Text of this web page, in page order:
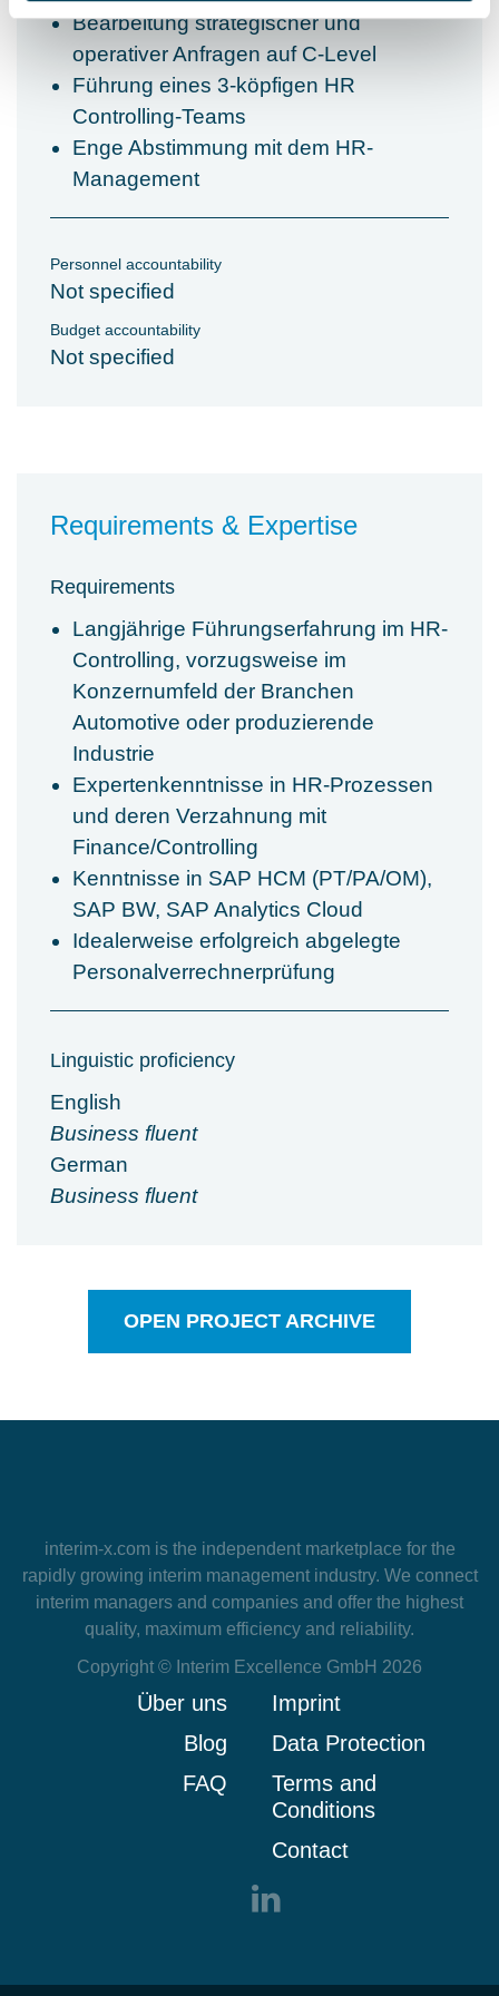
Bearbeitung strategischer und
operativer Anfragen auf C-Level
Führung eines 3-köpfigen HR
Controlling-Teams
Enge Abstimmung mit dem HR-
Management
Personnel accountability
Not specified
Budget accountability
Not specified
Requirements & Expertise
Requirements
Langjährige Führungserfahrung im HR-
Controlling, vorzugsweise im
Konzernumfeld der Branchen
Automotive oder produzierende
Industrie
Expertenkenntnisse in HR-Prozessen
und deren Verzahnung mit
Finance/Controlling
Kenntnisse in SAP HCM (PT/PA/OM),
SAP BW, SAP Analytics Cloud
Idealerweise erfolgreich abgelegte
Personalverrechnerprüfung
Linguistic proficiency
English
Business fluent
German
Business fluent
OPEN PROJECT ARCHIVE
interim-x.comis the independent marketplace for the
rapidly growing interim management industry. We connect
interim managers and companies and offer the highest
quality, maximum efficiency and reliability.
Copyright © Interim Excellence GmbH 2026
Über uns
Blog
FAQ
Imprint
Data Protection
Terms and
Conditions
Contact